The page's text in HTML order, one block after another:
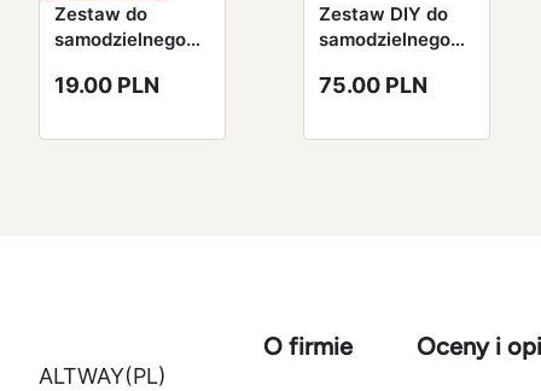
Zestaw do
samodzielnego
bezprzewodowy
Kit
19.00 PLN
Zestaw DIY do
samodzielnego
Bluetooth z
czarny
75.00 PLN
ALTWAY(PL)
O firmie Oceny i